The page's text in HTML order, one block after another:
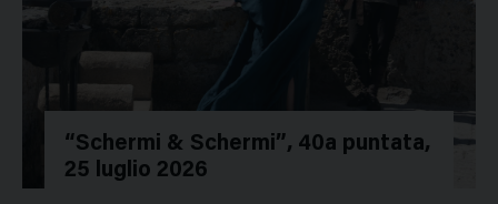
“Schermi & Schermi”, 40a puntata,
25 luglio 2026